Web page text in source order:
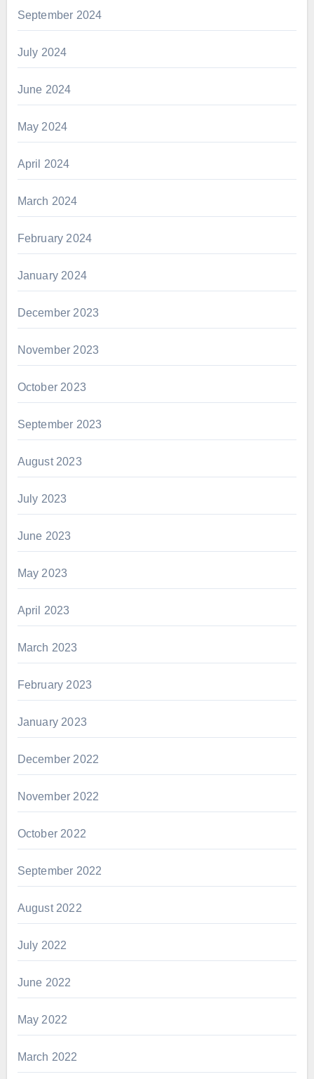
September 2024
July 2024
June 2024
May 2024
April 2024
March 2024
February 2024
January 2024
December 2023
November 2023
October 2023
September 2023
August 2023
July 2023
June 2023
May 2023
April 2023
March 2023
February 2023
January 2023
December 2022
November 2022
October 2022
September 2022
August 2022
July 2022
June 2022
May 2022
March 2022